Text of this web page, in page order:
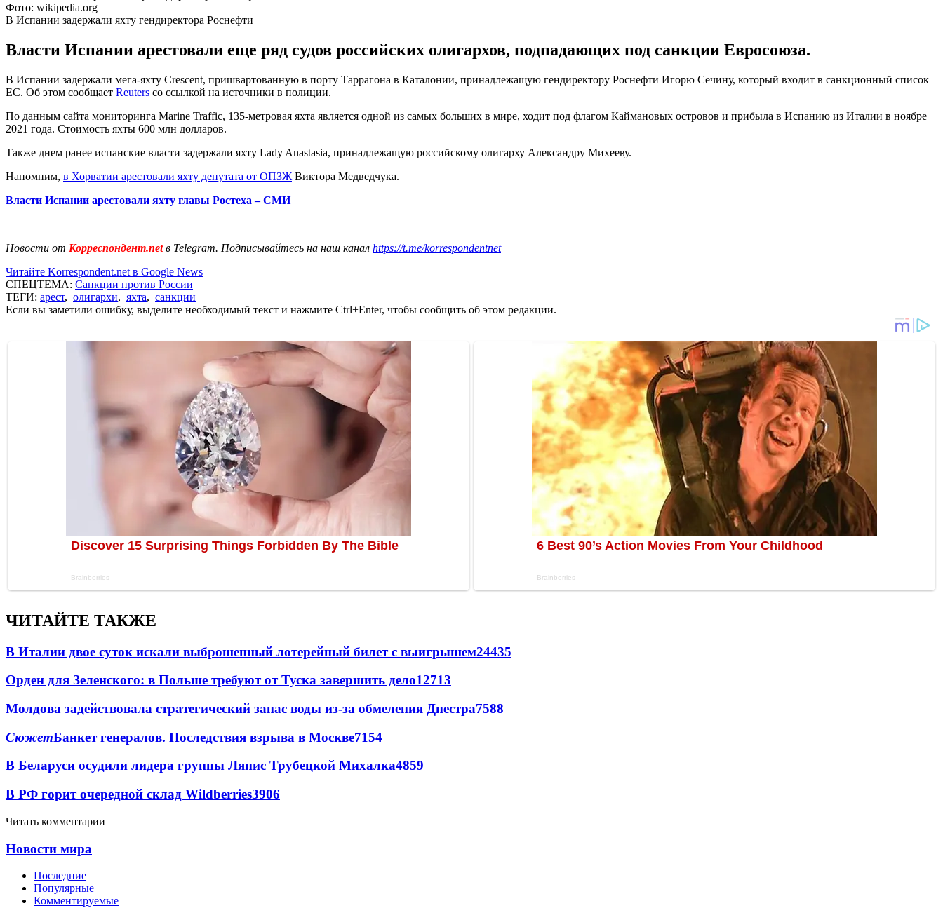
Фото: wikipedia.org
В Испании задержали яхту гендиректора Роснефти
Власти Испании арестовали еще ряд судов российских олигархов, подпадающих под санкции Евросоюза.
В Испании задержали мега-яхту Crescent, пришвартованную в порту Таррагона в Каталонии, принадлежащую гендиректору Роснефти Игорю Сечину, который входит в санкционный список
ЕС. Об этом сообщает Reuters со ссылкой на источники в полиции.
По данным сайта мониторинга Marine Traffic, 135-метровая яхта является одной из самых больших в мире, ходит под флагом Каймановых островов и прибыла в Испанию из Италии в ноябре
2021 года. Стоимость яхты 600 млн долларов.
Также днем ранее испанские власти задержали яхту Lady Anastasia, принадлежащую российскому олигарху Александру Михееву.
Напомним, в Хорватии арестовали яхту депутата от ОПЗЖ Виктора Медведчука.
Власти Испании арестовали яхту главы Ростеха – СМИ
Новости от Корреспондент.netв Telegram. Подписывайтесь на наш канал https://t.me/korrespondentnet
Читайте Korrespondent.net в Google News
СПЕЦТЕМА: Санкции против России
ТЕГИ: арест, олигархи, яхта, санкции
Если вы заметили ошибку, выделите необходимый текст и нажмите Ctrl+Enter, чтобы сообщить об этом редакции.
ЧИТАЙТЕ ТАКЖЕ
В Италии двое суток искали выброшенный лотерейный билет с выигрышем24435
Орден для Зеленского: в Польше требуют от Туска завершить дело12713
Молдова задействовала стратегический запас воды из-за обмеления Днестра7588
СюжетБанкет генералов. Последствия взрыва в Москве7154
В Беларуси осудили лидера группы Ляпис Трубецкой Михалка4859
В РФ горит очередной склад Wildberries3906
Читать комментарии
Новости мира
Последние
Популярные
Комментируемые